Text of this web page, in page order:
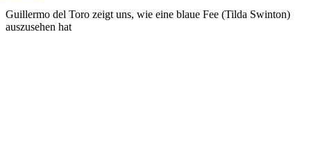
Guillermo del Toro zeigt uns, wie eine blaue Fee (Tilda Swinton)
auszusehen hat